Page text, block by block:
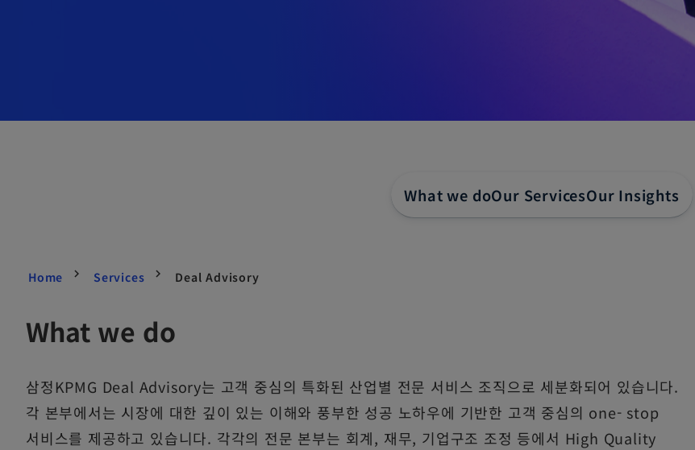
What we doOur ServicesOur Insights
Home Services Deal Advisory
What we do
삼정KPMG Deal Advisory는 고객 중심의 특화된 산업별 전문 서비스 조직으로 세분화되어 있습니다.
각 본부에서는 시장에 대한 깊이 있는 이해와 풍부한 성공 노하우에 기반한 고객 중심의 one- stop
서비스를 제공하고 있습니다. 각각의 전문 본부는 회계, 재무, 기업구조 조정 등에서 High Quality